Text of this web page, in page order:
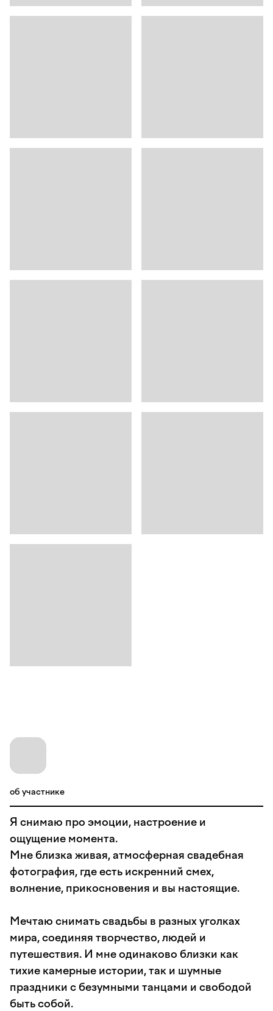
об участнике
Я снимаю про эмоции, настроение и
ощущение момента.
Мне близка живая, атмосферная свадебная
фотография, где есть искренний смех,
волнение, прикосновения и вы настоящие.
Мечтаю снимать свадьбы в разных уголках
мира, соединяя творчество, людей и
путешествия. И мне одинаково близки как
тихие камерные истории, так и шумные
праздники с безумными танцами и свободой
быть собой.